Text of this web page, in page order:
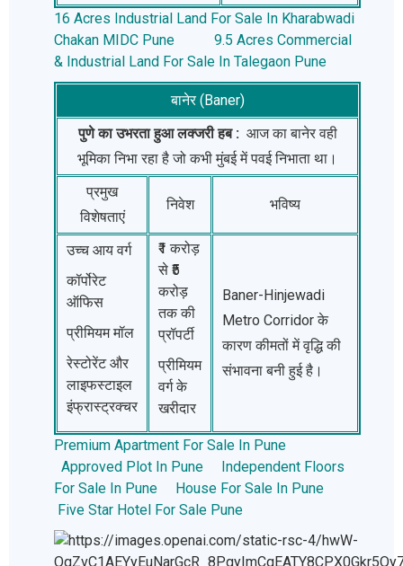
16 Acres Industrial Land For Sale In Kharabwadi
Chakan MIDC Pune
9.5 Acres Commercial
& Industrial Land For Sale In Talegaon Pune
बानेर (Baner)
पुणे का उभरता हुआ लक्जरी हब : आज का बानेर वही
भूमिका निभा रहा है जो कभी मुंबई में पवई निभाता था।
प्रमुख
विशेषताएं
निवेश भविष्य
उच्च आय वर्ग
कॉर्पोरेट
ऑफिस
प्रीमियम मॉल
रेस्टोरेंट और
लाइफस्टाइल
इंफ्रास्ट्रक्चर
₹1 करोड़
से ₹5
करोड़
तक की
प्रॉपर्टी
प्रीमियम
वर्ग के
खरीदार
Baner-Hinjewadi
Metro Corridor के
कारण कीमतों में वृद्धि की
संभावना बनी हुई है।
Premium Apartment For Sale In Pune
Approved Plot In Pune
Independent Floors
For Sale In Pune
House For Sale In Pune
Five Star Hotel For Sale Pune